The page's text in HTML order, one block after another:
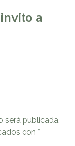
a
será publicada.
con *